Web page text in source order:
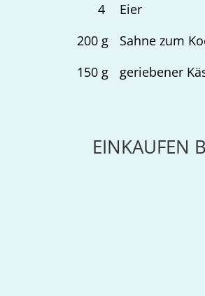
4
Eier
200g
Sahne zum
150g geriebener
EINKAUFEN